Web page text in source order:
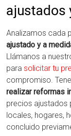
ajustados
Analizamos cada
ajustado y a
Llámanos a
parasolicitar tu
compromiso.
realizar reformas
precios ajustados
locales, hogares,
concluido